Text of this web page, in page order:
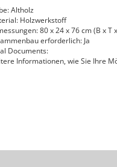
Altholz
Holzwerkstoff
80 x 24 x 76 cm (B x T
erforderlich: Ja
Documents:
Informationen, wie Sie Ihre